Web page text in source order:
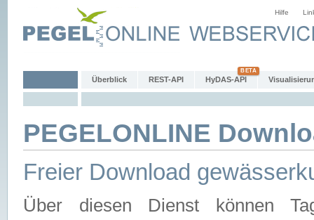
Hilfe
Überblick REST-API HyDAS-API
PEGELONLINE
Freier Download
Über diesen Dienst können